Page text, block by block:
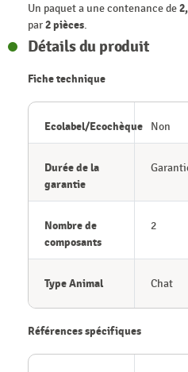
Un paquet a une contenance de
par2 pièces.
Détails du produit
Fiche technique
Ecolabel/Ecochèque Non
Durée de la
garantie
Nombre de
composants
2
Type Animal Chat
Références spécifiques